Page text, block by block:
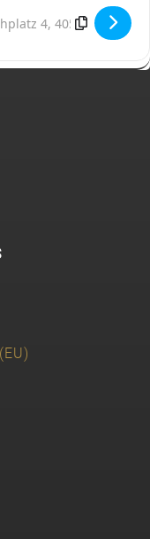
& Beethoven in
- Mozart,